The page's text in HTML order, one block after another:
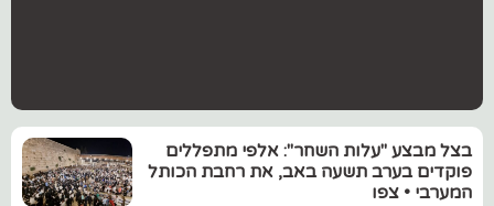
בצל מבצע "עלות השחר": אלפי מתפללים
פוקדים בערב תשעה באב, את רחבת הכותל
המערבי • צפו